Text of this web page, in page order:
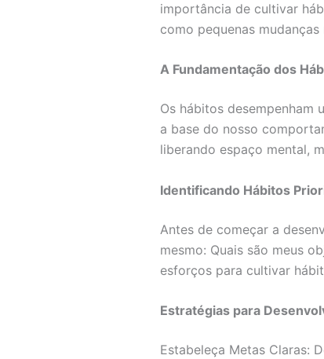
importância de cultivar
como pequenas
A Fundamentação dos
Os hábitos desempenham
a base do nosso
liberando espaço mental,
Identificando Hábitos
Antes de começar a
mesmo: Quais são meus
esforços para cultivar
Estratégias para
Estabeleça Metas Claras: